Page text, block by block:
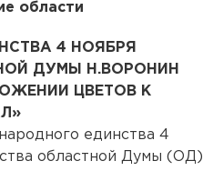
области
4 НОЯБРЯ
ДУМЫ Н.ВОРОНИН
ЦВЕТОВ К
единства 4
областной Думы (ОД)